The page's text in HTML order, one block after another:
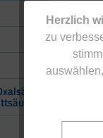
Herzlich
zu